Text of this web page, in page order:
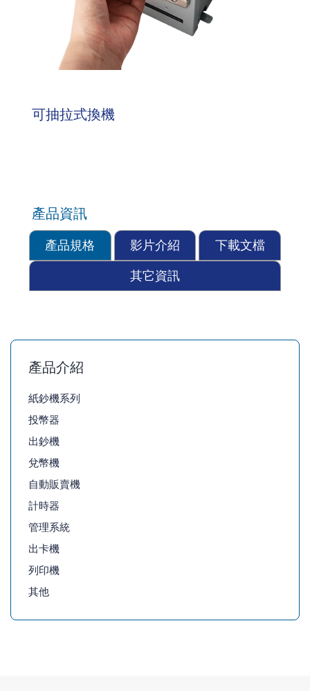
可抽拉式換機
產品資訊
產品規格 影片介紹 下載文檔
其它資訊
產品介紹
紙鈔機系列
投幣器
出鈔機
兌幣機
自動販賣機
計時器
管理系統
出卡機
列印機
其他